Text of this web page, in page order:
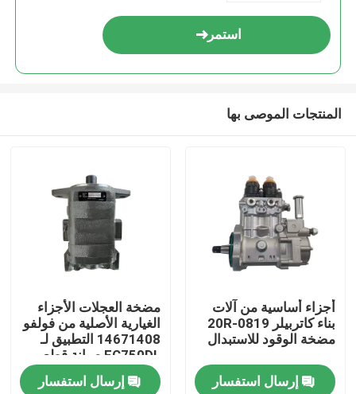
استمر
المنتجات الموصى بها
أجزاء أساسية من آلات
بناء كاتربيلر 20R-0819
مضخة الوقود للاستبدال
إرسال استفسار
مضخة العجلات الأجزاء
الغيارية الأصلية من فولفو
14671408 التطبيق لـ
EC750DL صيانة قطع
الغيار
إرسال استفسار